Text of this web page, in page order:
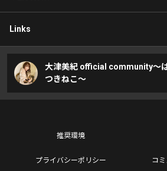
Links
大津美紀 official community〜
つきねこ〜
推奨環境
プライバシーポリシー コ